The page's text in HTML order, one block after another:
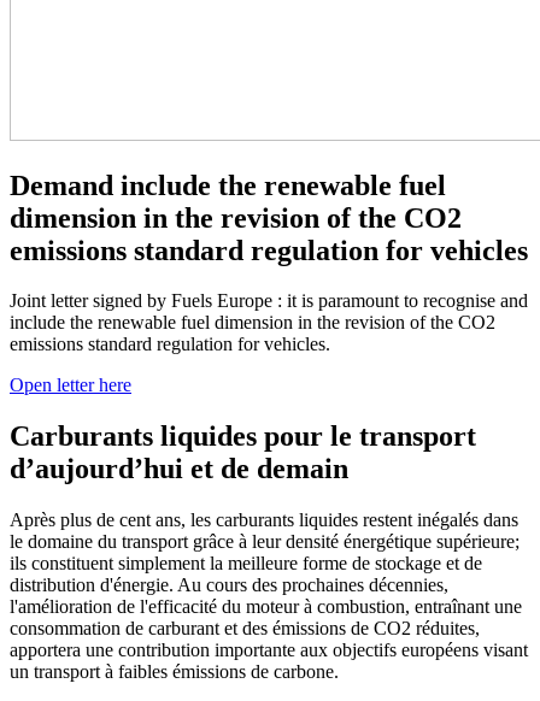
Demand include the renewable fuel
dimension in the revision of the CO2
emissions standard regulation for vehicles
Joint letter signed by Fuels Europe : it is paramount to recognise and
include the renewable fuel dimension in the revision of the CO2
emissions standard regulation for vehicles.
Open letter here
Carburants liquides pour le transport
d’aujourd’hui et de demain
Après plus de cent ans, les carburants liquides restent inégalés dans
le domaine du transport grâce à leur densité énergétique supérieure;
ils constituent simplement la meilleure forme de stockage et de
distribution d'énergie. Au cours des prochaines décennies,
l'amélioration de l'efficacité du moteur à combustion, entraînant une
consommation de carburant et des émissions de CO2 réduites,
apportera une contribution importante aux objectifs européens visant
un transport à faibles émissions de carbone.